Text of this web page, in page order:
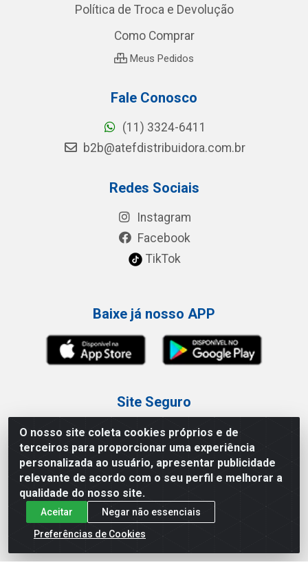
O nosso site coleta cookies próprios e de
terceiros para proporcionar uma experiência
personalizada ao usuário, apresentar publicidade
relevante de acordo com o seu perfil e melhorar a
qualidade do nosso site.
Aceitar
Negar não essenciais
Preferências de Cookies
Política de Troca e Devolução
Como Comprar
Meus Pedidos
Fale Conosco
(11) 3324-6411
b2b@atefdistribuidora.com.br
Redes Sociais
Instagram
Facebook
TikTok
Baixe já nosso APP
Site Seguro
Loja / Showroom
Tel.: (11) 3227-0546
Av Vautier, 587/597 - Pari - São Paulo/SP